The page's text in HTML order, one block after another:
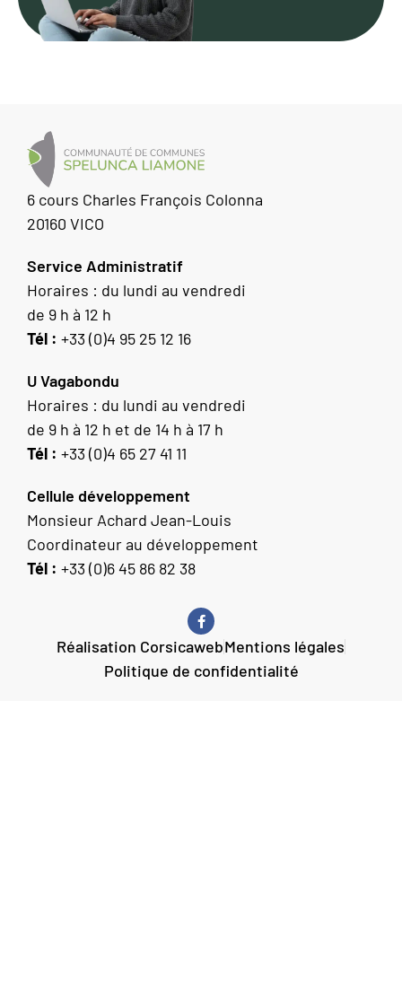
6 cours Charles François Colonna
20160 VICO
Service Administratif
Horaires : du lundi au vendredi
de 9 h à 12 h
Tél : +33 (0)4 95 25 12 16
U Vagabondu
Horaires : du lundi au vendredi
de 9 h à 12 h et de 14 h à 17 h
Tél : +33 (0)4 65 27 41 11
Cellule développement
Monsieur Achard Jean-Louis
Coordinateur au développement
Tél : +33 (0)6 45 86 82 38
Réalisation CorsicawebMentions légales
Politique de confidentialité